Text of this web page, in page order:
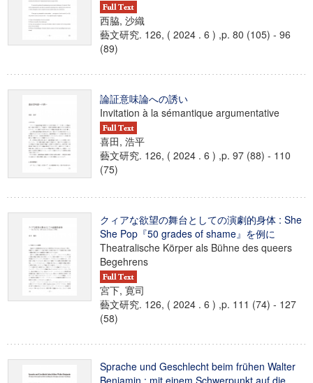
西脇, 沙織
藝文研究. 126, ( 2024 . 6 ) ,p. 80 (105) - 96
(89)
論証意味論への誘い
Invitation à la sémantique argumentative
喜田, 浩平
藝文研究. 126, ( 2024 . 6 ) ,p. 97 (88) - 110
(75)
クィアな欲望の舞台としての演劇的身体 : She
She Pop『50 grades of shame』を例に
Theatralische Körper als Bühne des queers
Begehrens
宮下, 寛司
藝文研究. 126, ( 2024 . 6 ) ,p. 111 (74) - 127
(58)
Sprache und Geschlecht beim frühen Walter
Benjamin : mit einem Schwerpunkt auf die